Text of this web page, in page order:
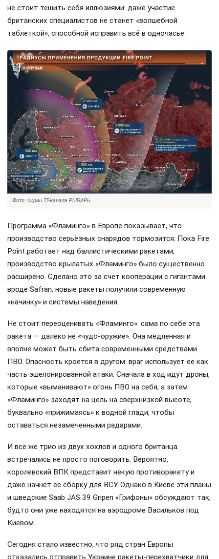
не стоит тешить себя иллюзиями: даже участие
британских специалистов не станет «волшебной
таблеткой», способной исправить всё в одночасье.
Фото: скрин ТГ-канала РЫБАРЬ
Программа «Фламинго» в Европе показывает, что
производство серьёзных снарядов тормозится. Пока Fire
Point работает над баллистическими ракетами,
производство крылатых «Фламинго» было существенно
расширено. Сделано это за счёт кооперации с гигантами
вроде Safran, новые ракеты получили современную
«начинку» и системы наведения.
Не стоит переоценивать «Фламинго»: сама по себе эта
ракета — далеко не «чудо-оружие». Она медленная и
вполне может быть сбита современными средствами
ПВО. Опасность кроется в другом: враг использует её как
часть эшелонированной атаки. Сначала в ход идут дроны,
которые «выманивают» огонь ПВО на себя, а затем
«Фламинго» заходят на цель на сверхнизкой высоте,
буквально «прижимаясь» к водной глади, чтобы
оставаться незамеченными радарами.
И всё же трио из двух хохлов и одного британца
встречались не просто поговорить. Вероятно,
королевский ВПК представит некую противоракету и
даже начнёт ее сборку для ВСУ. Однако в Киеве эти планы
и шведские Saab JAS 39 Gripen «Грифоны» обсуждают так,
будто они уже находятся на аэродроме Васильков под
Киевом.
Сегодня стало известно, что ряд стран Европы